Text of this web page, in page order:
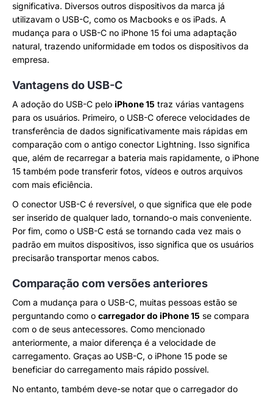
significativa. Diversos outros dispositivos da marca já
utilizavam o USB-C, como os Macbooks e os iPads. A
mudança para o USB-C no iPhone 15 foi uma adaptação
natural, trazendo uniformidade em todos os dispositivos da
empresa.
Vantagens do USB-C
A adoção do USB-C pelo iPhone 15 traz várias vantagens
para os usuários. Primeiro, o USB-C oferece velocidades de
transferência de dados significativamente mais rápidas em
comparação com o antigo conector Lightning. Isso significa
que, além de recarregar a bateria mais rapidamente, o iPhone
15 também pode transferir fotos, vídeos e outros arquivos
com mais eficiência.
O conector USB-C é reversível, o que significa que ele pode
ser inserido de qualquer lado, tornando-o mais conveniente.
Por fim, como o USB-C está se tornando cada vez mais o
padrão em muitos dispositivos, isso significa que os usuários
precisarão transportar menos cabos.
Comparação com versões anteriores
Com a mudança para o USB-C, muitas pessoas estão se
perguntando como o carregador do iPhone 15 se compara
com o de seus antecessores. Como mencionado
anteriormente, a maior diferença é a velocidade de
carregamento. Graças ao USB-C, o iPhone 15 pode se
beneficiar do carregamento mais rápido possível.
No entanto, também deve-se notar que o carregador do